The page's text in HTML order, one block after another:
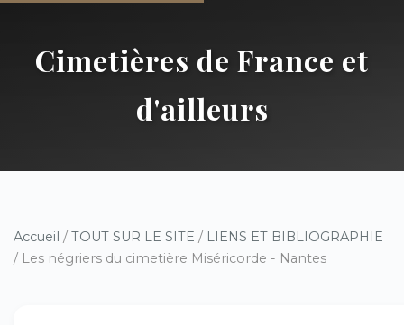
Cimetières de France et
d'ailleurs
Accueil / TOUT SUR LE SITE / LIENS ET BIBLIOGRAPHIE
/ Les négriers du cimetière Miséricorde - Nantes